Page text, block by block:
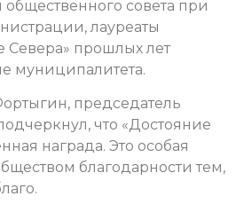
совета при
лауреаты
Севера» прошлых лет
муниципалитета.
председатель
что «Достояние
награда. Это особая
благодарности тем,